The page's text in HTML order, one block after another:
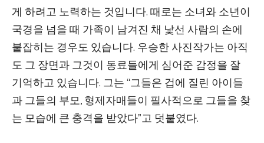
게 하려고 노력하는 것입니다. 때로는 소녀와 소년이
국경을 넘을 때 가족이 남겨진 채 낯선 사람의 손에
붙잡히는 경우도 있습니다. 우승한 사진작가는 아직
도 그 장면과 그것이 동료들에게 심어준 감정을 잘
기억하고 있습니다. 그는 “그들은 겁에 질린 아이들
과 그들의 부모, 형제자매들이 필사적으로 그들을 찾
는 모습에 큰 충격을 받았다”고 덧붙였다.